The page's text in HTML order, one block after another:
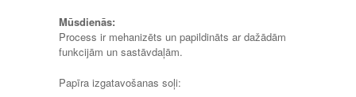
Mūsdienās:
Process ir mehanizēts un papildināts ar dažādām
funkcijām un sastāvdaļām.
Papīra izgatavošanas soļi: